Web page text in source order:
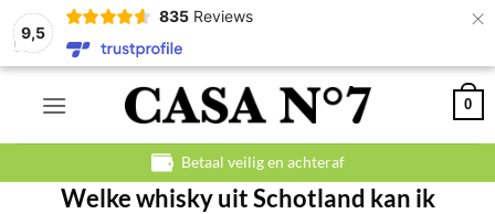
9,5
835 Reviews ×
Ga
0
Betaal veilig en achteraf
Welke whisky uit Schotland kan ik